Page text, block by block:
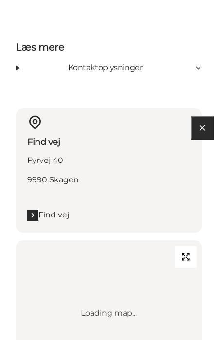
Læs mere
Kontaktoplysninger
Find vej
Fyrvej 40
9990 Skagen
Find vej
Loading map...